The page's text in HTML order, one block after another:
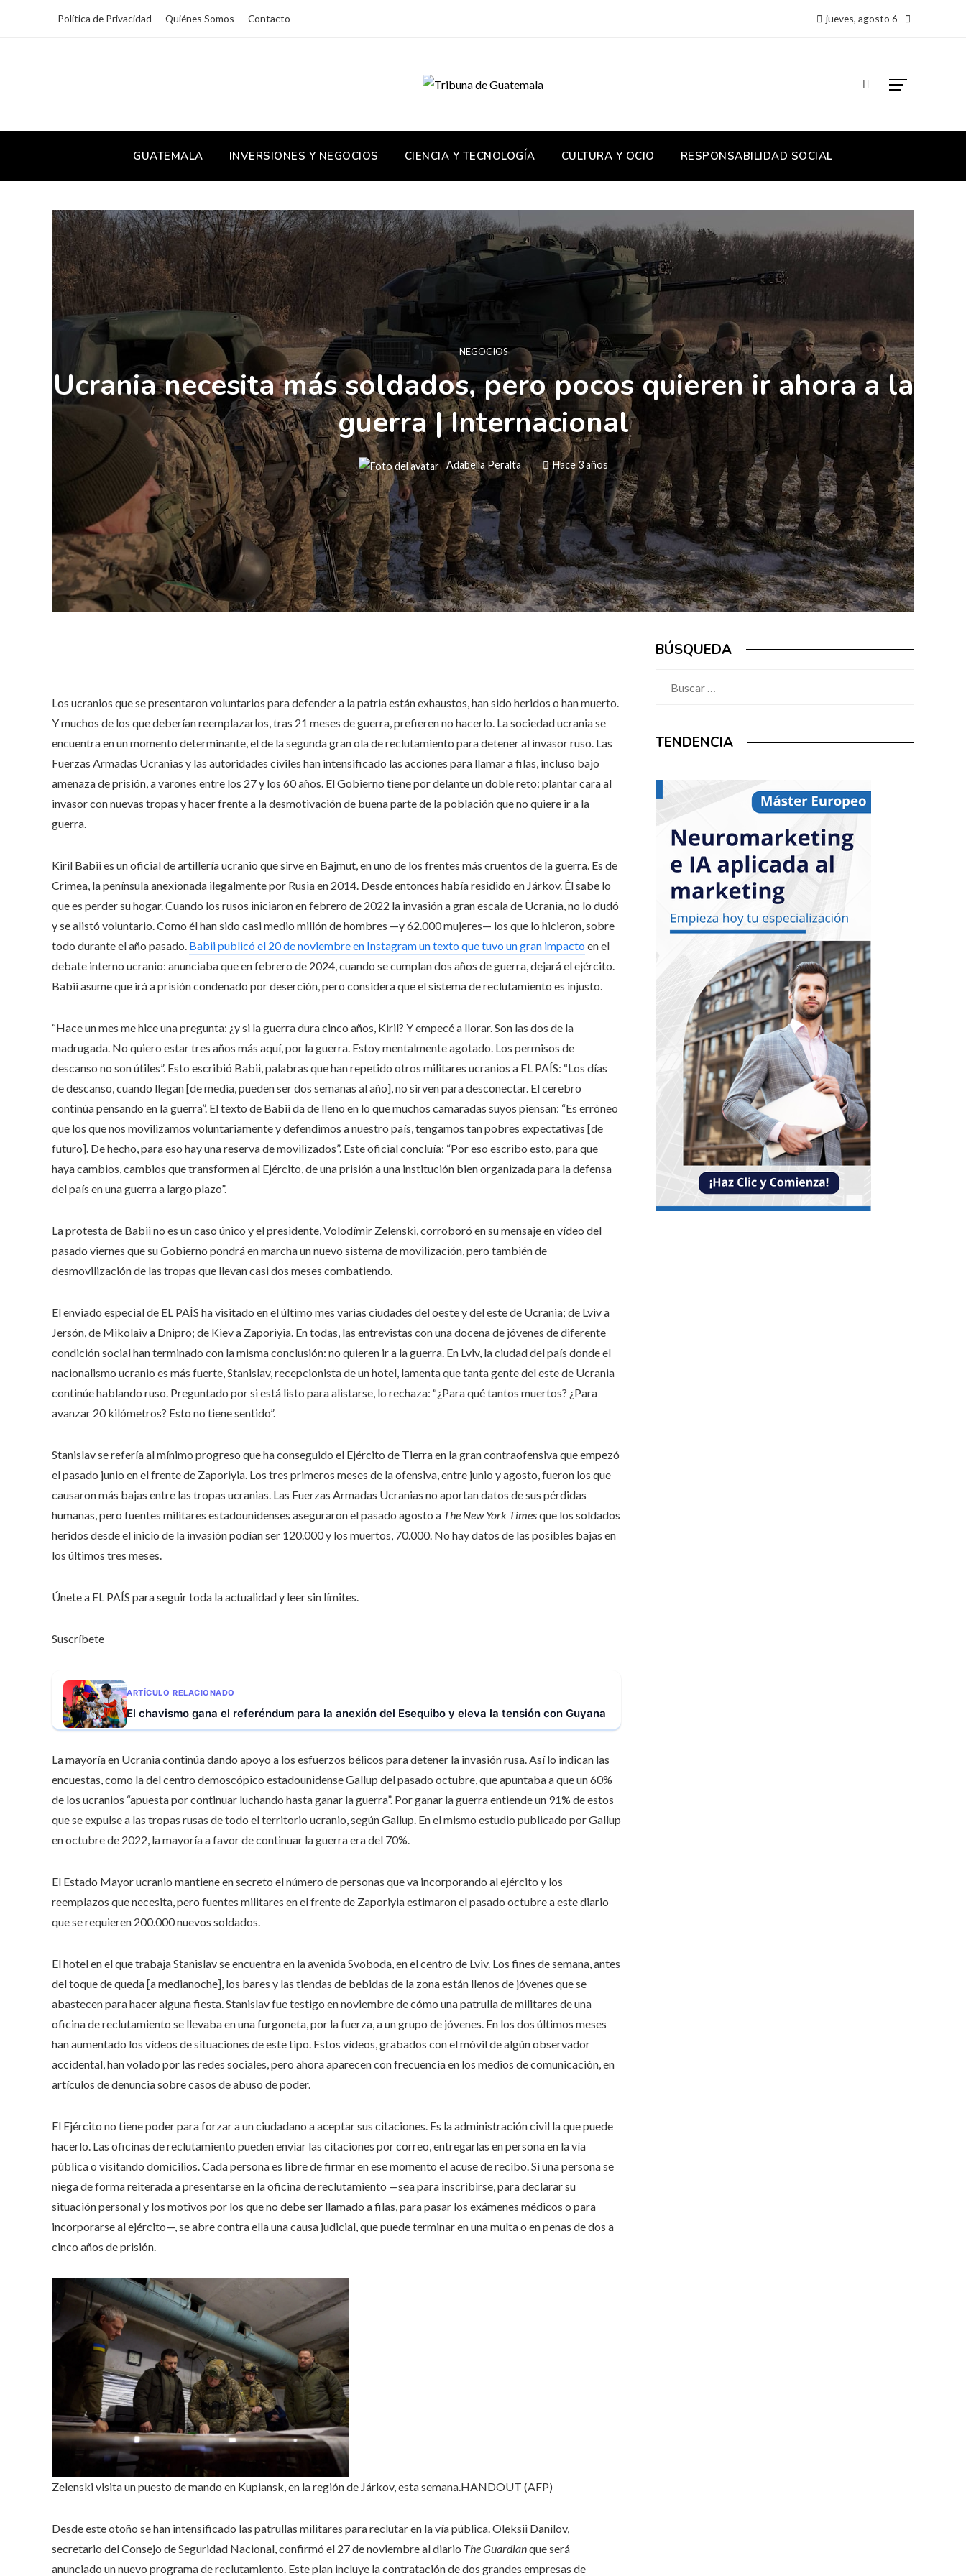
Política de Privacidad Quiénes Somos Contacto jueves, agosto 6
GUATEMALA INVERSIONES Y NEGOCIOS CIENCIA Y TECNOLOGÍA CULTURA Y OCIO RESPONSABILIDAD SOCIAL
NEGOCIOS
Ucrania necesita más soldados, pero pocos quieren ir ahora a la
guerra | Internacional
Adabella Peralta Hace 3 años
Los ucranios que se presentaron voluntarios para defender a la patria están exhaustos, han sido heridos o han muerto.
Y muchos de los que deberían reemplazarlos, tras 21 meses de guerra, prefieren no hacerlo. La sociedad ucrania se
encuentra en un momento determinante, el de la segunda gran ola de reclutamiento para detener al invasor ruso. Las
Fuerzas Armadas Ucranias y las autoridades civiles han intensificado las acciones para llamar a filas, incluso bajo
amenaza de prisión, a varones entre los 27 y los 60 años. El Gobierno tiene por delante un doble reto: plantar cara al
invasor con nuevas tropas y hacer frente a la desmotivación de buena parte de la población que no quiere ir a la
guerra.
Kiril Babii es un oficial de artillería ucranio que sirve en Bajmut, en uno de los frentes más cruentos de la guerra. Es de
Crimea, la península anexionada ilegalmente por Rusia en 2014. Desde entonces había residido en Járkov. Él sabe lo
que es perder su hogar. Cuando los rusos iniciaron en febrero de 2022 la invasión a gran escala de Ucrania, no lo dudó
y se alistó voluntario. Como él han sido casi medio millón de hombres —y 62.000 mujeres— los que lo hicieron, sobre
todo durante el año pasado. Babii publicó el 20 de noviembre en Instagram un texto que tuvo un gran impacto en el
debate interno ucranio: anunciaba que en febrero de 2024, cuando se cumplan dos años de guerra, dejará el ejército.
Babii asume que irá a prisión condenado por deserción, pero considera que el sistema de reclutamiento es injusto.
“Hace un mes me hice una pregunta: ¿y si la guerra dura cinco años, Kiril? Y empecé a llorar. Son las dos de la
madrugada. No quiero estar tres años más aquí, por la guerra. Estoy mentalmente agotado. Los permisos de
descanso no son útiles”. Esto escribió Babii, palabras que han repetido otros militares ucranios a EL PAÍS: “Los días
de descanso, cuando llegan [de media, pueden ser dos semanas al año], no sirven para desconectar. El cerebro
continúa pensando en la guerra”. El texto de Babii da de lleno en lo que muchos camaradas suyos piensan: “Es erróneo
que los que nos movilizamos voluntariamente y defendimos a nuestro país, tengamos tan pobres expectativas [de
futuro]. De hecho, para eso hay una reserva de movilizados”. Este oficial concluía: “Por eso escribo esto, para que
haya cambios, cambios que transformen al Ejército, de una prisión a una institución bien organizada para la defensa
del país en una guerra a largo plazo”.
La protesta de Babii no es un caso único y el presidente, Volodímir Zelenski, corroboró en su mensaje en vídeo del
pasado viernes que su Gobierno pondrá en marcha un nuevo sistema de movilización, pero también de
desmovilización de las tropas que llevan casi dos meses combatiendo.
El enviado especial de EL PAÍS ha visitado en el último mes varias ciudades del oeste y del este de Ucrania; de Lviv a
Jersón, de Mikolaiv a Dnipro; de Kiev a Zaporiyia. En todas, las entrevistas con una docena de jóvenes de diferente
condición social han terminado con la misma conclusión: no quieren ir a la guerra. En Lviv, la ciudad del país donde el
nacionalismo ucranio es más fuerte, Stanislav, recepcionista de un hotel, lamenta que tanta gente del este de Ucrania
continúe hablando ruso. Preguntado por si está listo para alistarse, lo rechaza: “¿Para qué tantos muertos? ¿Para
avanzar 20 kilómetros? Esto no tiene sentido”.
Stanislav se refería al mínimo progreso que ha conseguido el Ejército de Tierra en la gran contraofensiva que empezó
el pasado junio en el frente de Zaporiyia. Los tres primeros meses de la ofensiva, entre junio y agosto, fueron los que
causaron más bajas entre las tropas ucranias. Las Fuerzas Armadas Ucranias no aportan datos de sus pérdidas
humanas, pero fuentes militares estadounidenses aseguraron el pasado agosto a The New York Timesque los soldados
heridos desde el inicio de la invasión podían ser 120.000 y los muertos, 70.000. No hay datos de las posibles bajas en
los últimos tres meses.
Únete a EL PAÍS para seguir toda la actualidad y leer sin límites.
Suscríbete
ARTÍCULO RELACIONADO
El chavismo gana el referéndum para la anexión del Esequibo y eleva la tensión con Guyana
La mayoría en Ucrania continúa dando apoyo a los esfuerzos bélicos para detener la invasión rusa. Así lo indican las
encuestas, como la del centro demoscópico estadounidense Gallup del pasado octubre, que apuntaba a que un 60%
de los ucranios “apuesta por continuar luchando hasta ganar la guerra”. Por ganar la guerra entiende un 91% de estos
que se expulse a las tropas rusas de todo el territorio ucranio, según Gallup. En el mismo estudio publicado por Gallup
en octubre de 2022, la mayoría a favor de continuar la guerra era del 70%.
El Estado Mayor ucranio mantiene en secreto el número de personas que va incorporando al ejército y los
reemplazos que necesita, pero fuentes militares en el frente de Zaporiyia estimaron el pasado octubre a este diario
que se requieren 200.000 nuevos soldados.
El hotel en el que trabaja Stanislav se encuentra en la avenida Svoboda, en el centro de Lviv. Los fines de semana, antes
del toque de queda [a medianoche], los bares y las tiendas de bebidas de la zona están llenos de jóvenes que se
abastecen para hacer alguna fiesta. Stanislav fue testigo en noviembre de cómo una patrulla de militares de una
oficina de reclutamiento se llevaba en una furgoneta, por la fuerza, a un grupo de jóvenes. En los dos últimos meses
han aumentado los vídeos de situaciones de este tipo. Estos vídeos, grabados con el móvil de algún observador
accidental, han volado por las redes sociales, pero ahora aparecen con frecuencia en los medios de comunicación, en
artículos de denuncia sobre casos de abuso de poder.
El Ejército no tiene poder para forzar a un ciudadano a aceptar sus citaciones. Es la administración civil la que puede
hacerlo. Las oficinas de reclutamiento pueden enviar las citaciones por correo, entregarlas en persona en la vía
pública o visitando domicilios. Cada persona es libre de firmar en ese momento el acuse de recibo. Si una persona se
niega de forma reiterada a presentarse en la oficina de reclutamiento —sea para inscribirse, para declarar su
situación personal y los motivos por los que no debe ser llamado a filas, para pasar los exámenes médicos o para
incorporarse al ejército—, se abre contra ella una causa judicial, que puede terminar en una multa o en penas de dos a
cinco años de prisión.
Zelenski visita un puesto de mando en Kupiansk, en la región de Járkov, esta semana.HANDOUT (AFP)
Desde este otoño se han intensificado las patrullas militares para reclutar en la vía pública. Oleksii Danilov,
secretario del Consejo de Seguridad Nacional, confirmó el 27 de noviembre al diario The Guardianque será
anunciado un nuevo programa de reclutamiento. Este plan incluye la contratación de dos grandes empresas de
BÚSQUEDA
TENDENCIA